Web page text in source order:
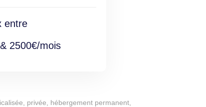
entre
2500€/mois
privée, hébergement permanent,